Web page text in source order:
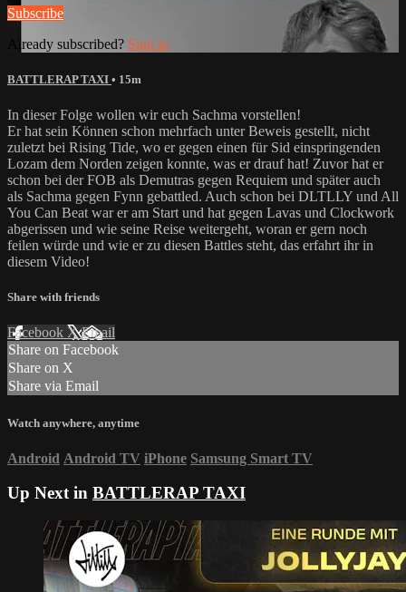
Subscribe
Already subscribed? Sign in
BATTLERAP TAXI • 15m
In dieser Folge wollen wir euch Sachma vorstellen!
Er hat sein Können schon mehrfach unter Beweis gestellt, nicht
zuletzt bei Rising Tide, wo er gegen einen für Sid einspringenden
Lozam dem Norden zeigen konnte, was er drauf hat! Zuvor hat er
schon bei der FOB als Demutras gegen Requiem und später auch
als Sachma gegen Fynn gebattled. Auch schon bei DLTLLY und All
You Can Beat war er am Start und hat gegen Lavas und Clockwork
abgerissen und wie seine Reise weitergeht, woran er gern noch
feilen würde und wie er zu diesen Battles steht, das erfahrt ihr in
diesem Video!
Share with friends
Facebook XEmail
Share on Facebook
Share on X
Share via Email
Watch anywhere, anytime
Android Android TV iPhone Samsung Smart TV
Up Next in BATTLERAP TAXI